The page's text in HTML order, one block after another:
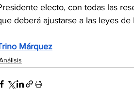
electo, con todas las
deberá ajustarse a las leyes
Márquez